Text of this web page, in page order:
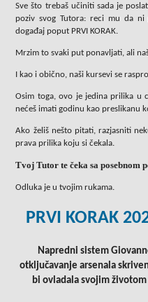
Sve što trebaš učiniti sada je
pozivsvog Tutora: reci mu da ni
događaj poput PRVI KORAK.
Mrzim to svaki put ponavljati, ali
I kao i obično, naši kursevi se
Osim toga, ovo je jedina prilika u
nećeš imati godinu kao preslikanu
Ako želiš nešto pitati, razjasniti
prava prilika koju si čekala.
Tvoj Tutor te čeka sa posebnom
Odluka je u tvojim rukama.
PRVI KORAK
Napredni sistem
otključavanje arsenala
bi ovladala svojim